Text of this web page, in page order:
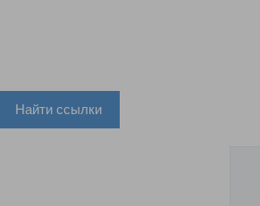
Найти ссылки